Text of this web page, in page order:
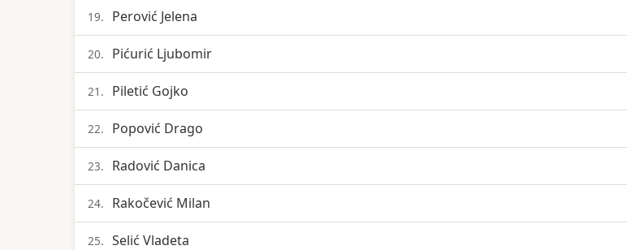
19. Perović Jelena
20. Pićurić Ljubomir
21. Piletić Gojko
22. Popović Drago
23. Radović Danica
24. Rakočević Milan
25. Selić Vladeta